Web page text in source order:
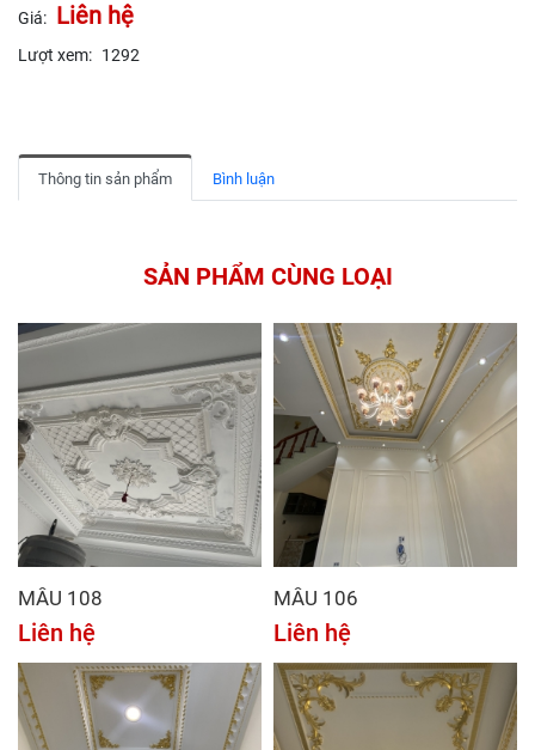
Giá: Liên hệ
Lượt xem: 1292
Thông tin sản phẩm Bình luận
SẢN PHẨM CÙNG LOẠI
MẪU 108
Liên hệ
MẪU 106
Liên hệ